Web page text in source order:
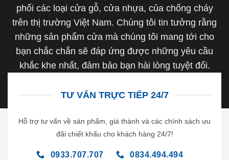
phối các loại cửa gỗ, cửa nhựa, của chống cháy
trên thị trường Việt Nam. Chúng tôi tin tưởng rằng
những sản phẩm cửa mà chúng tôi mang tới cho
bạn chắc chắn sẽ đáp ứng được những yêu cầu
khắc khe nhất, đảm bảo bạn hài lòng tuyệt đối.
TƯ VẤN TRỰC TIẾP 24/7
Hỗ trợ tư vấn về sản phẩm, giá thành và các chính sách ưu
đãi chiết khấu cho khách hàng 24/7!
0933.707.707 0834.494.494